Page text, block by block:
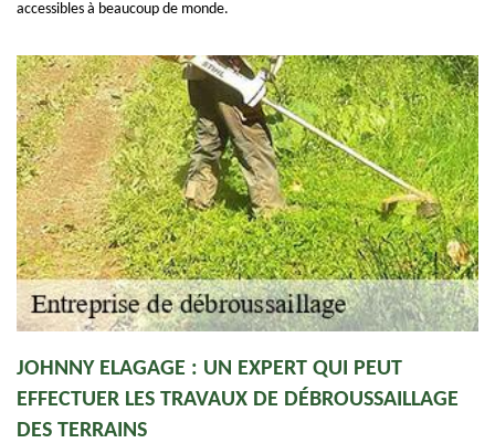
accessibles à beaucoup de monde.
JOHNNY ELAGAGE : UN EXPERT QUI PEUT
EFFECTUER LES TRAVAUX DE DÉBROUSSAILLAGE
DES TERRAINS